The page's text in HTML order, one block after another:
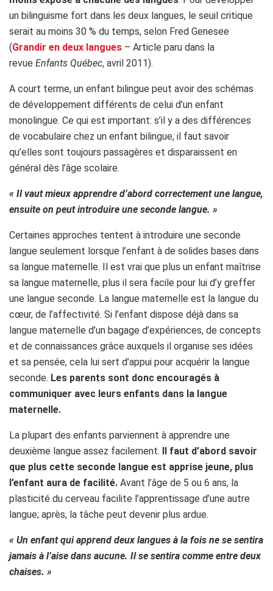
un bilinguisme fort dans les deux langues, le seuil critique
serait au moins 30 % du temps, selon Fred Genesee
(Grandir en deux langues – Article paru dans la
revue Enfants Québec, avril 2011).
A court terme, un enfant bilingue peut avoir des schémas
de développement différents de celui d’un enfant
monolingue. Ce qui est important: s’il y a des différences
de vocabulaire chez un enfant bilingue, il faut savoir
qu’elles sont toujours passagères et disparaissent en
général dès l’âge scolaire.
« Il vaut mieux apprendre d’abord correctement une langue,
ensuite on peut introduire une seconde langue. »
Certaines approches tentent à introduire une seconde
langue seulement lorsque l’enfant à de solides bases dans
sa langue maternelle. Il est vrai que plus un enfant maîtrise
sa langue maternelle, plus il sera facile pour lui d’y greffer
une langue seconde. La langue maternelle est la langue du
cœur, de l’affectivité. Si l’enfant dispose déjà dans sa
langue maternelle d’un bagage d’expériences, de concepts
et de connaissances grâce auxquels il organise ses idées
et sa pensée, cela lui sert d’appui pour acquérir la langue
seconde. Les parents sont donc encouragés à
communiquer avec leurs enfants dans la langue
maternelle.
La plupart des enfants parviennent à apprendre une
deuxième langue assez facilement. Il faut d’abord savoir
que plus cette seconde langue est apprise jeune, plus
l’enfant aura de facilité. Avant l’âge de 5 ou 6 ans, la
plasticité du cerveau facilite l’apprentissage d’une autre
langue; après, la tâche peut devenir plus ardue.
« Un enfant qui apprend deux langues à la fois ne se sentira
jamais à l’aise dans aucune. Il se sentira comme entre deux
chaises. »